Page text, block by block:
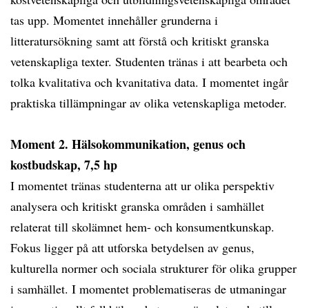
tas upp. Momentet innehåller grunderna i
litteratursökning samt att förstå och kritiskt granska
vetenskapliga texter. Studenten tränas i att bearbeta och
tolka kvalitativa och kvanitativa data. I momentet ingår
praktiska tillämpningar av olika vetenskapliga metoder.
Moment 2. Hälsokommunikation, genus och
kostbudskap, 7,5 hp
I momentet tränas studenterna att ur olika perspektiv
analysera och kritiskt granska områden i samhället
relaterat till skolämnet hem- och konsumentkunskap.
Fokus ligger på att utforska betydelsen av genus,
kulturella normer och sociala strukturer för olika grupper
i samhället. I momentet problematiseras de utmaningar